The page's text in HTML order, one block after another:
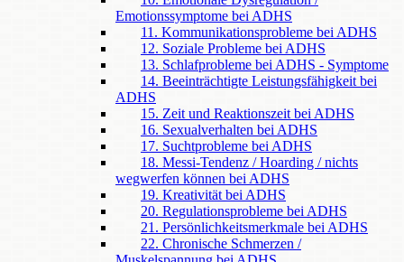
Emotionssymptome bei ADHS
11. Kommunikationsprobleme bei ADHS
12. Soziale Probleme bei ADHS
13. Schlafprobleme bei ADHS - Symptome
14. Beeinträchtigte Leistungsfähigkeit bei
ADHS
15. Zeit und Reaktionszeit bei ADHS
16. Sexualverhalten bei ADHS
17. Suchtprobleme bei ADHS
18. Messi-Tendenz / Hoarding / nichts
wegwerfen können bei ADHS
19. Kreativität bei ADHS
20. Regulationsprobleme bei ADHS
21. Persönlichkeitsmerkmale bei ADHS
22. Chronische Schmerzen /